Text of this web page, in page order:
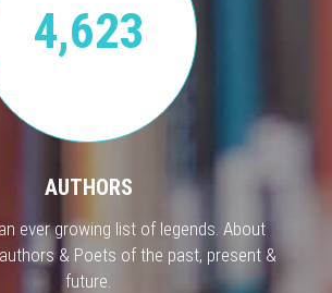
4,623
AUTHORS
ever growing list of legends. About
& Poets of the past, present &
future.